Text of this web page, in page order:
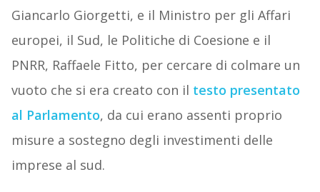
Giancarlo Giorgetti, e il Ministro per gli Affari
europei, il Sud, le Politiche di Coesione e il
PNRR, Raffaele Fitto, per cercare di colmare un
vuoto che si era creato con il testo presentato
al Parlamento, da cui erano assenti proprio
misure a sostegno degli investimenti delle
imprese al sud.